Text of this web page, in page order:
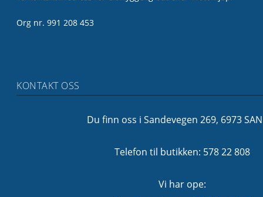
Org nr. 991 208 453
KONTAKT OSS
Du finn oss i Sandevegen 269, 6973
Telefon til butikken: 578 22 808
Vi har ope: